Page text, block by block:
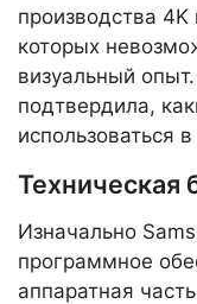
производства
которых
визуальный
подтвердила,
использоваться
Техническая
Изначально
программное
аппаратная